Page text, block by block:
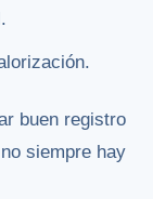
buen registro
siempre hay